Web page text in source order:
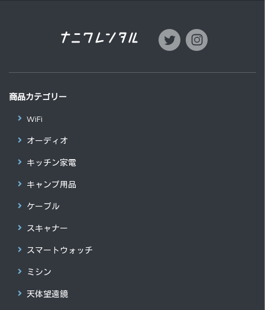
商品カテゴリー
WiFi
オーディオ
キッチン家電
キャンプ用品
ケーブル
スキャナー
スマートウォッチ
ミシン
天体望遠鏡